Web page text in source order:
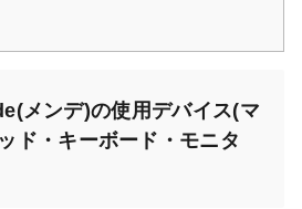
メンデ)の使用デバイス(マ
ド・キーボード・モニタ